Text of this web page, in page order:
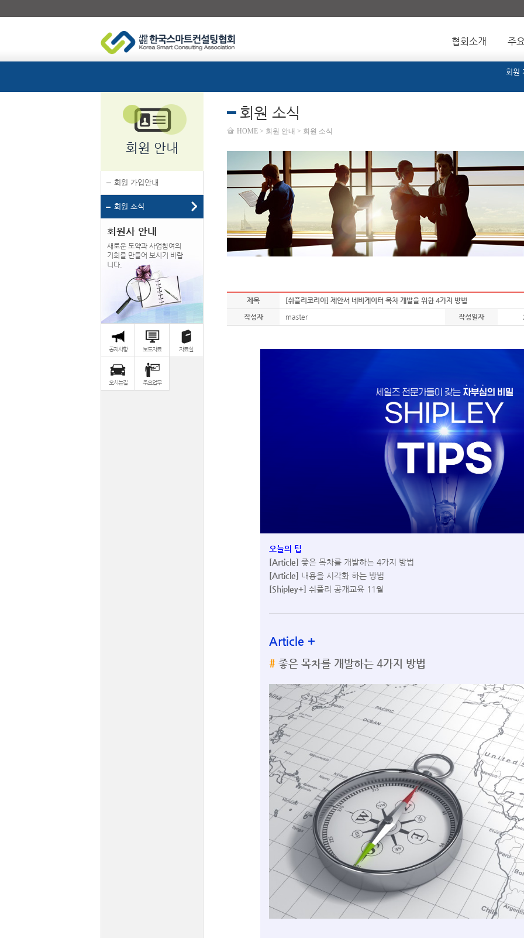
협회소개 주
회원
회원 안내
회원 가입안내
회원 소식
회원사 안내
새로운 도약과 사업참여의
기회를 만들어 보시기 바랍
니다.
공지사항 보도자료 자료실
오시는길 주요업무
회원 소식
HOME > 회원 안내 > 회원 소식
제목
[쉬플리코리아] 제안서 네비게이터 목차 개발을 위한 4가지 방법
작성자
master 작성일자
오늘의 팁
[Article] 좋은 목차를 개발하는 4가지 방법
[Article] 내용을 시각화 하는 방법
[Shipley+] 쉬플리 공개교육 11월
Article +
# 좋은 목차를 개발하는 4가지 방법